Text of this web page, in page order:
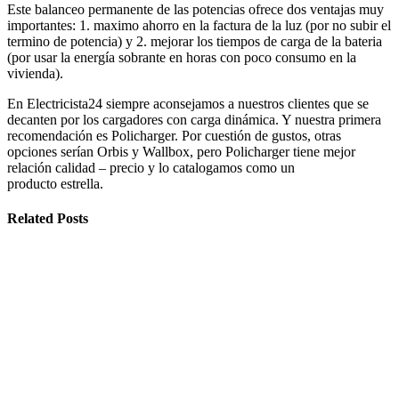
Este balanceo permanente de las potencias ofrece dos ventajas muy
importantes: 1. maximo ahorro en la factura de la luz (por no subir el
termino de potencia) y 2. mejorar los tiempos de carga de la bateria
(por usar la energía sobrante en horas con poco consumo en la
vivienda).
En Electricista24 siempre aconsejamos a nuestros clientes que se
decanten por los cargadores con carga dinámica. Y nuestra primera
recomendación es Policharger. Por cuestión de gustos, otras
opciones serían Orbis y Wallbox, pero Policharger tiene mejor
relación calidad – precio y lo catalogamos como un
producto estrella.
Related Posts